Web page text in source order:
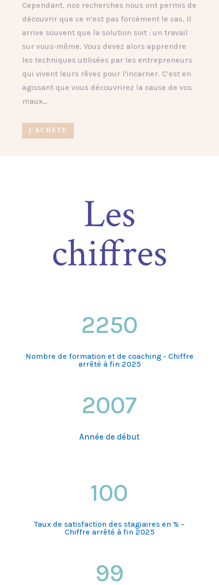
Cependant, nos recherches nous ont permis de
découvrir que ce n’est pas forcément le cas. Il
arrive souvent que la solution soit : un travail
sur vous-même. Vous devez alors apprendre
les techniques utilisées par les entrepreneurs
qui vivent leurs rêves pour l’incarner. C’est en
agissant que vous découvrirez la cause de vos
maux…
J'ACHÈTE
Les
chiffres
2250
Nombre de formation et de coaching - Chiffre
arrêté à fin 2025
2007
Année de début
100
Taux de satisfaction des stagiaires en % –
Chiffre arrêté à fin 2025
99